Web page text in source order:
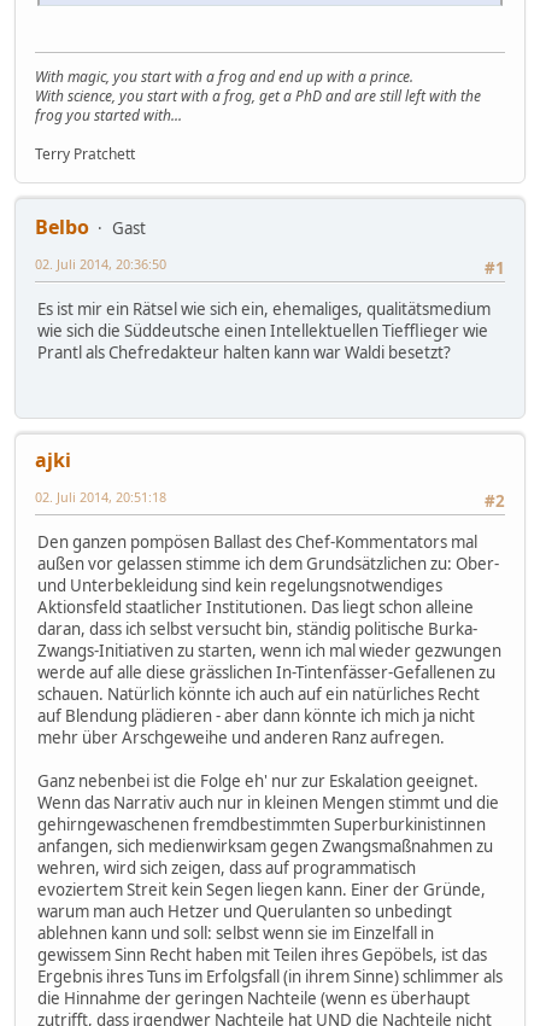
With magic, you start with a frog and end up with a prince.
With science, you start with a frog, get a PhD and are still left with the
frog you started with...
Terry Pratchett
Belbo
Gast
#1
02. Juli 2014, 20:36:50
Es ist mir ein Rätsel wie sich ein, ehemaliges, qualitätsmedium
wie sich die Süddeutsche einen Intellektuellen Tiefflieger wie
Prantl als Chefredakteur halten kann war Waldi besetzt?
ajki
#2
02. Juli 2014, 20:51:18
Den ganzen pompösen Ballast des Chef-Kommentators mal
außen vor gelassen stimme ich dem Grundsätzlichen zu: Ober-
und Unterbekleidung sind kein regelungsnotwendiges
Aktionsfeld staatlicher Institutionen. Das liegt schon alleine
daran, dass ich selbst versucht bin, ständig politische Burka-
Zwangs-Initiativen zu starten, wenn ich mal wieder gezwungen
werde auf alle diese grässlichen In-Tintenfässer-Gefallenen zu
schauen. Natürlich könnte ich auch auf ein natürliches Recht
auf Blendung plädieren - aber dann könnte ich mich ja nicht
mehr über Arschgeweihe und anderen Ranz aufregen.
Ganz nebenbei ist die Folge eh' nur zur Eskalation geeignet.
Wenn das Narrativ auch nur in kleinen Mengen stimmt und die
gehirngewaschenen fremdbestimmten Superburkinistinnen
anfangen, sich medienwirksam gegen Zwangsmaßnahmen zu
wehren, wird sich zeigen, dass auf programmatisch
evoziertem Streit kein Segen liegen kann. Einer der Gründe,
warum man auch Hetzer und Querulanten so unbedingt
ablehnen kann und soll: selbst wenn sie im Einzelfall in
gewissem Sinn Recht haben mit Teilen ihres Gepöbels, ist das
Ergebnis ihres Tuns im Erfolgsfall (in ihrem Sinne) schlimmer als
die Hinnahme der geringen Nachteile (wenn es überhaupt
zutrifft, dass irgendwer Nachteile hat UND die Nachteile nicht